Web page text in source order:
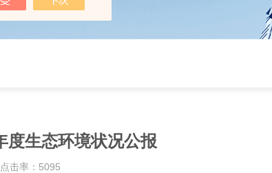
度生态环境状况公报
击率：5095